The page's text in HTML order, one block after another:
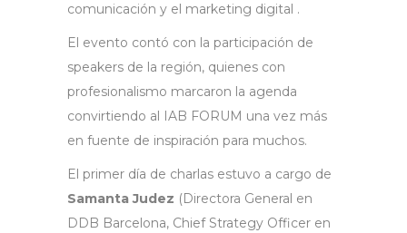
comunicación y el marketing digital .
El evento contó con la participación de
speakers de la región, quienes con
profesionalismo marcaron la agenda
convirtiendo al IAB FORUM una vez más
en fuente de inspiración para muchos.
El primer día de charlas estuvo a cargo de
Samanta Judez (Directora General en
DDB Barcelona, Chief Strategy Officer en